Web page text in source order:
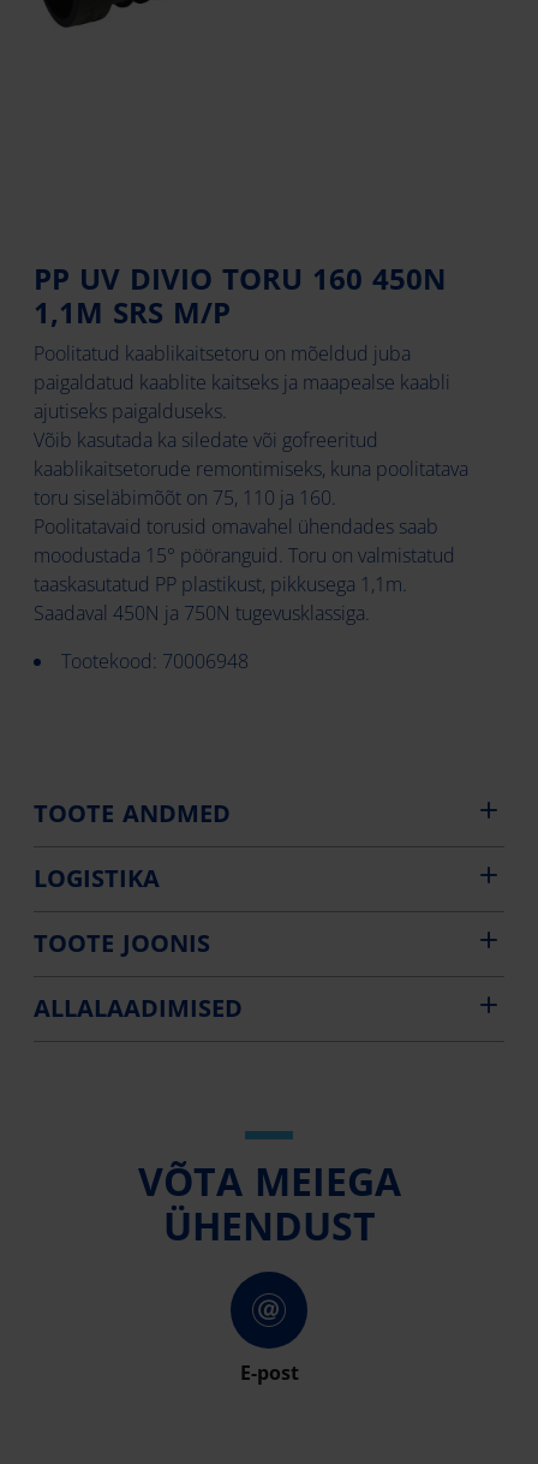
PP UV DIVIO TORU 160 450N
1,1M SRS M/P
Poolitatud kaablikaitsetoru on mõeldud juba
paigaldatud kaablite kaitseks ja maapealse kaabli
ajutiseks paigalduseks.
Võib kasutada ka siledate või gofreeritud
kaablikaitsetorude remontimiseks, kuna poolitatava
toru siseläbimõõt on 75, 110 ja 160.
Poolitatavaid torusid omavahel ühendades saab
moodustada 15° pööranguid. Toru on valmistatud
taaskasutatud PP plastikust, pikkusega 1,1m.
Saadaval 450N ja 750N tugevusklassiga.
Tootekood: 70006948
TOOTE ANDMED
LOGISTIKA
TOOTE JOONIS
ALLALAADIMISED
VÕTA MEIEGA
ÜHENDUST
E-post